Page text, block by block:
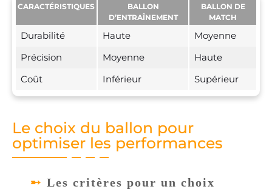
CARACTÉRISTIQUES
BALLON
D’ENTRAÎNEMENT
BALLON DE
MATCH
Durabilité Haute
Moyenne
Précision
Moyenne
Haute
Coût
Inférieur Supérieur
Le choix du ballon pour
optimiser les performances
Les critères pour un choix